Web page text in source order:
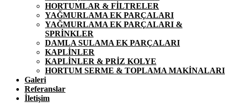
HORTUMLAR & FİLTRELER
YAĞMURLAMA EK PARÇALARI
YAĞMURLAMA EK PARÇALARI &
SPRİNKLER
DAMLA SULAMA EK PARÇALARI
KAPLİNLER
KAPLİNLER & PRİZ KOLYE
HORTUM SERME & TOPLAMA MAKİNALARI
Galeri
Referanslar
İletişim